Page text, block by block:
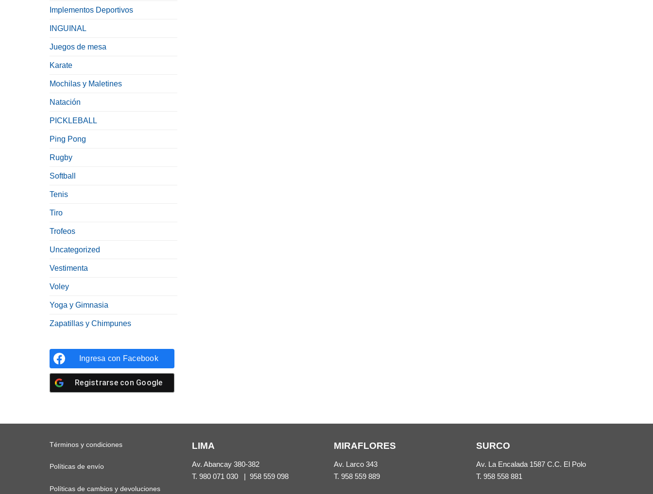
Implementos Deportivos
INGUINAL
Juegos de mesa
Karate
Mochilas y Maletines
Natación
PICKLEBALL
Ping Pong
Rugby
Softball
Tenis
Tiro
Trofeos
Uncategorized
Vestimenta
Voley
Yoga y Gimnasia
Zapatillas y Chimpunes
Ingresa con Facebook
Registrarse con Google
Términos y condiciones
Políticas de envío
Políticas de cambios y devoluciones
LIMA
Av. Abancay 380-382
T. 980 071 030| 958 559 098
MIRAFLORES
Av. Larco 343
T. 958 559 889
SURCO
Av. La Encalada 1587 C.C. El Polo
T. 958 558 881